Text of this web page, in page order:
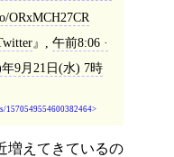
ORxMCH27CR
午前8:06 ·
9月21日(水) 7時
1570549554600382464
増えてきているの